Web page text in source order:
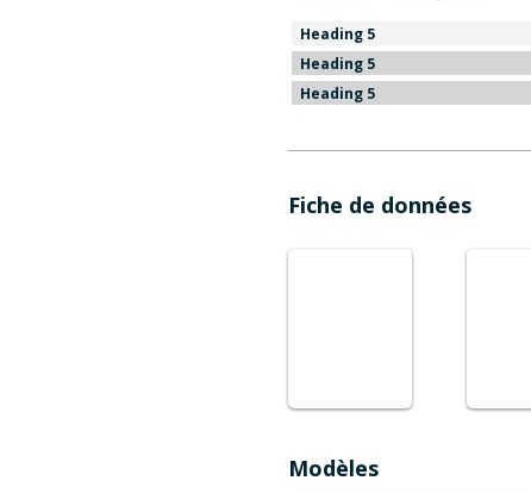
Heading 5
Heading 5
Heading 5
Fiche de données
Modèles